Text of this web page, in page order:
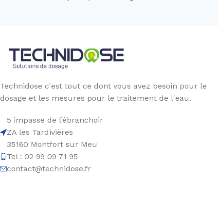
Technidose c'est tout ce dont vous avez besoin pour le
dosage et les mesures pour le traitement de l'eau.
5 impasse de l’ébranchoir
ZA les Tardivières
35160 Montfort sur Meu
Tel : 02 99 09 71 95
contact@technidose.fr